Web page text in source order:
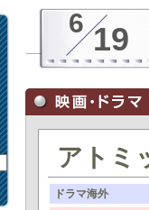
6 19
アトミ
ドラマ海外